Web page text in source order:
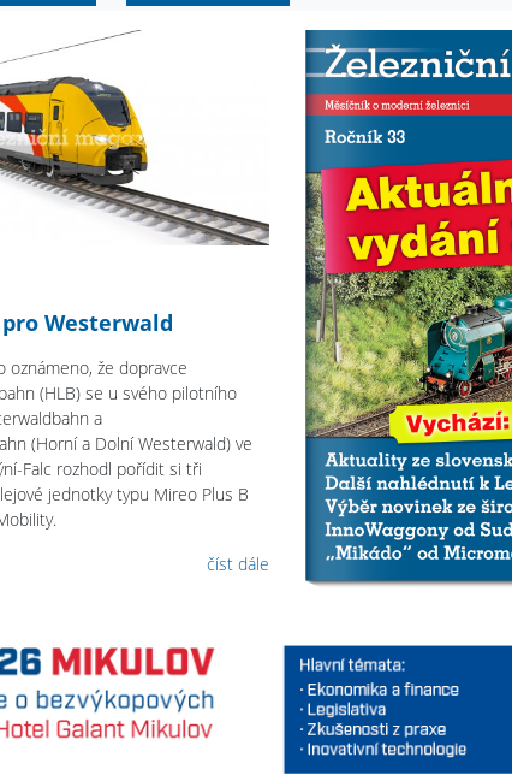
Westerwald
oznámeno, že dopravce
(HLB) se u svého pilotního
a
(Horní a Dolní Westerwald) ve
Falc rozhodl pořídit si tři
jednotky typu Mireo Plus B
číst dále